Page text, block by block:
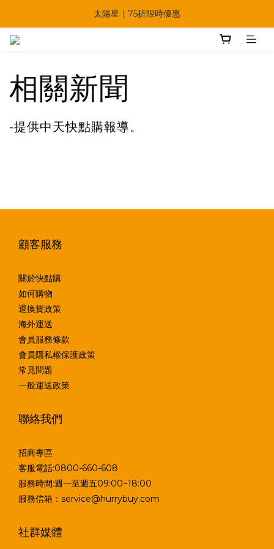
🔥父親節多重優惠一次享！
太陽星｜75折限時優惠
相關新聞
-提供中天快點購報導。
顧客服務
關於快點購
如何購物
退換貨政策
海外運送
會員服務條款
會員隱私權保護政策
常見問題
一般運送政策
聯絡我們
招商專區
客服電話:0800-660-608
服務時間:週一至週五09:00~18:00
服務信箱：service@hurrybuy.com
社群媒體